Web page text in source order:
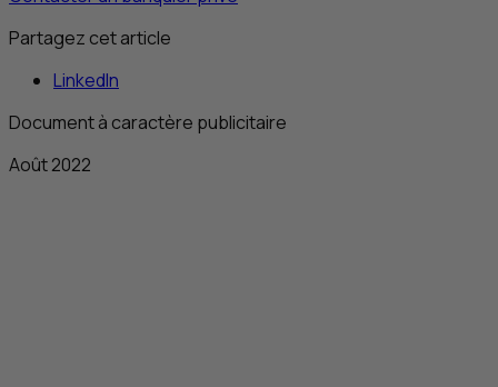
Partagez cet article
LinkedIn
Document à caractère publicitaire
Août 2022